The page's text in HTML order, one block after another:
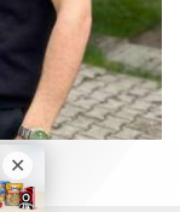
Başkan Şadi Özdemir mahallelerdeki sorunları yerinde inceledi